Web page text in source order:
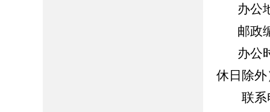
办公地
邮政编
办公时
休日除外
联系